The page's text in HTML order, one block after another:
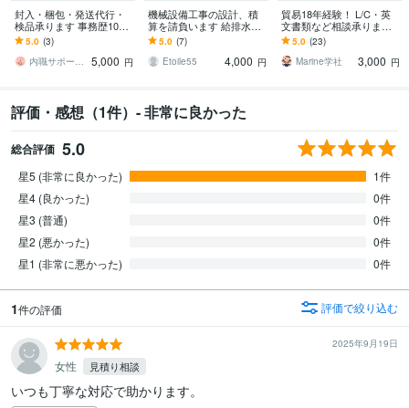
封入・梱包・発送代行・
検品承ります 事務歴10年
の管理体制で安心【小ロ
ット歓迎！】
5.0 (3)
内職サポート名古屋
5,000 円
機械設備工事の設計、積
算を請負います 給排水、
空調設備の設計や積算業
務を請負います
5.0 (7)
Etoile55
4,000 円
貿易18年経験！ L/C・英
文書類など相談承ります
～初めてでも安心、輸出
現場で培った知識で全般
サポート～
5.0 (23)
Marine学社
3,000 円
評価・感想（1件）- 非常に良かった
総合評価 5.0
星5 (非常に良かった)
1件
星4 (良かった)
0件
星3 (普通)
0件
星2 (悪かった)
0件
星1 (非常に悪かった)
0件
1件の評価 評価で絞り込む
2025年9月19日
女性 見積り相談
いつも丁寧な対応で助かります。